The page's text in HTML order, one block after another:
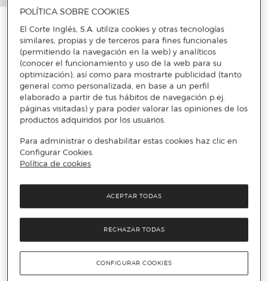
POLÍTICA SOBRE COOKIES
El Corte Inglés, S.A. utiliza cookies y otras tecnologías
similares, propias y de terceros para fines funcionales
(permitiendo la navegación en la web) y analíticos
(conocer el funcionamiento y uso de la web para su
optimización), así como para mostrarte publicidad (tanto
general como personalizada, en base a un perfil
elaborado a partir de tus hábitos de navegación p.ej.
páginas visitadas) y para poder valorar las opiniones de los
productos adquiridos por los usuarios.
Para administrar o deshabilitar estas cookies haz clic en
Configurar Cookies.
Política de cookies
RECHAZAR TODAS
ACEPTAR TODAS
CONFIGURAR COOKIES